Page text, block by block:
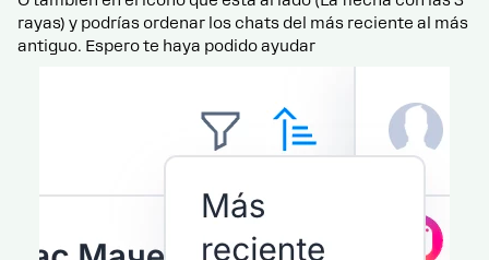
rayas) y podrías ordenar los chats del más reciente al más
antiguo. Espero te haya podido ayudar